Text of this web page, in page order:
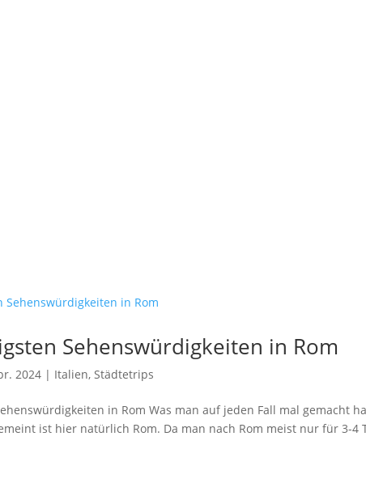
Sehenswürdigkeiten in Rom
2024 | Italien,Städtetrips
in Rom Was man auf jeden Fall mal gemacht
ist hier natürlich Rom. Da man nach Rom meist nur für 3-